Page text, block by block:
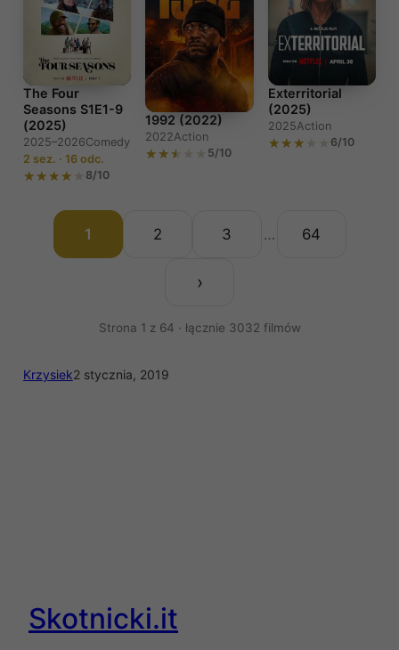
The Four
Seasons S1E1-9
(2025)
2025–2026Comedy
2 sez. · 16 odc.
8/10
1992 (2022)
2022Action
5/10
Exterritorial
(2025)
2025Action
6/10
1 2 3 … 64
›
Strona 1 z 64 · łącznie 3032 filmów
Krzysiek2 stycznia, 2019
Skotnicki.it